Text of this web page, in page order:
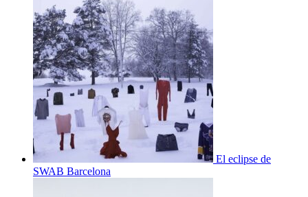
El eclipse de
SWAB Barcelona